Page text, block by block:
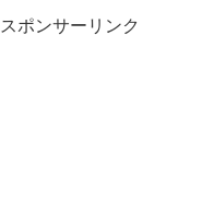
スポンサーリンク